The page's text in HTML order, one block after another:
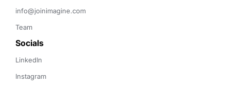
info@joinimagine.com
Team
Socials
LinkedIn
Instagram